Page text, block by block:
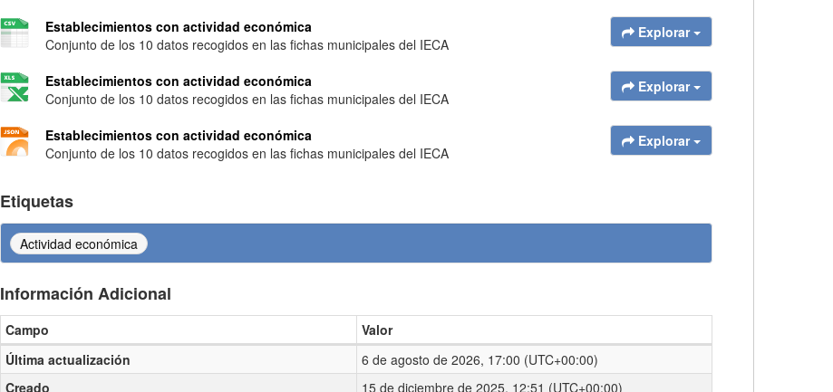
Establecimientos con actividad económica
Conjunto de los 10 datos recogidos en las fichas municipales del IECA
Explorar
Establecimientos con actividad económica
Conjunto de los 10 datos recogidos en las fichas municipales del IECA
Explorar
Establecimientos con actividad económica
Conjunto de los 10 datos recogidos en las fichas municipales del IECA
Explorar
Etiquetas
Actividad económica
Información Adicional
Información Adicional
Campo
Valor
Última actualización
6 de agosto de 2026, 17:00 (UTC+00:00)
Creado
15 de diciembre de 2025, 12:51 (UTC+00:00)